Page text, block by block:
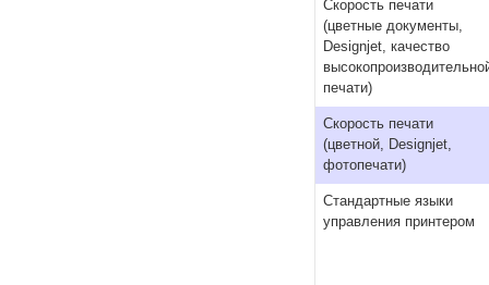
Скорость печати
(цветные документы,
Designjet, качество
печати)
Скорость печати
(цветной, Designjet,
фотопечати)
Стандартные языки
управления принтером